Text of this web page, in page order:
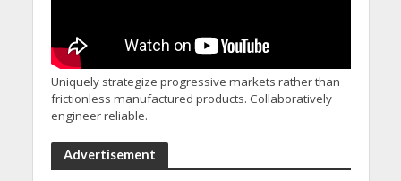
Uniquely strategize progressive markets rather than
frictionless manufactured products. Collaboratively
engineer reliable.
Advertisement